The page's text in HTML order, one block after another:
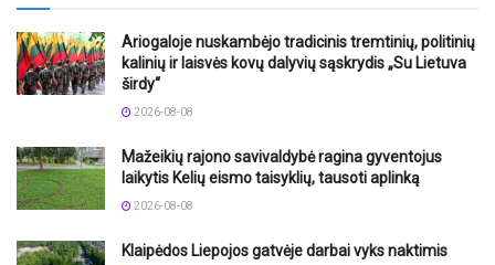
Ariogaloje nuskambėjo tradicinis tremtinių, politinių
kalinių ir laisvės kovų dalyvių sąskrydis „Su Lietuva
širdy“
2026-08-08
Mažeikių rajono savivaldybė ragina gyventojus
laikytis Kelių eismo taisyklių, tausoti aplinką
2026-08-08
Klaipėdos Liepojos gatvėje darbai vyks naktimis